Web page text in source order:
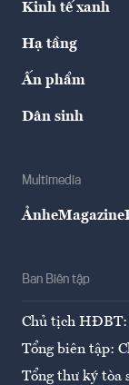
Kinh tế xanh
Hạ tầng
Ấn phẩm
Dân sinh
Multimedia
ẢnheMagazine
Ban Biên tập
Chủ tịch HĐBT:
Tổng biên tập:
Tổng thư ký tòa